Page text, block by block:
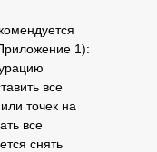
1):
все
точек на
все
снять